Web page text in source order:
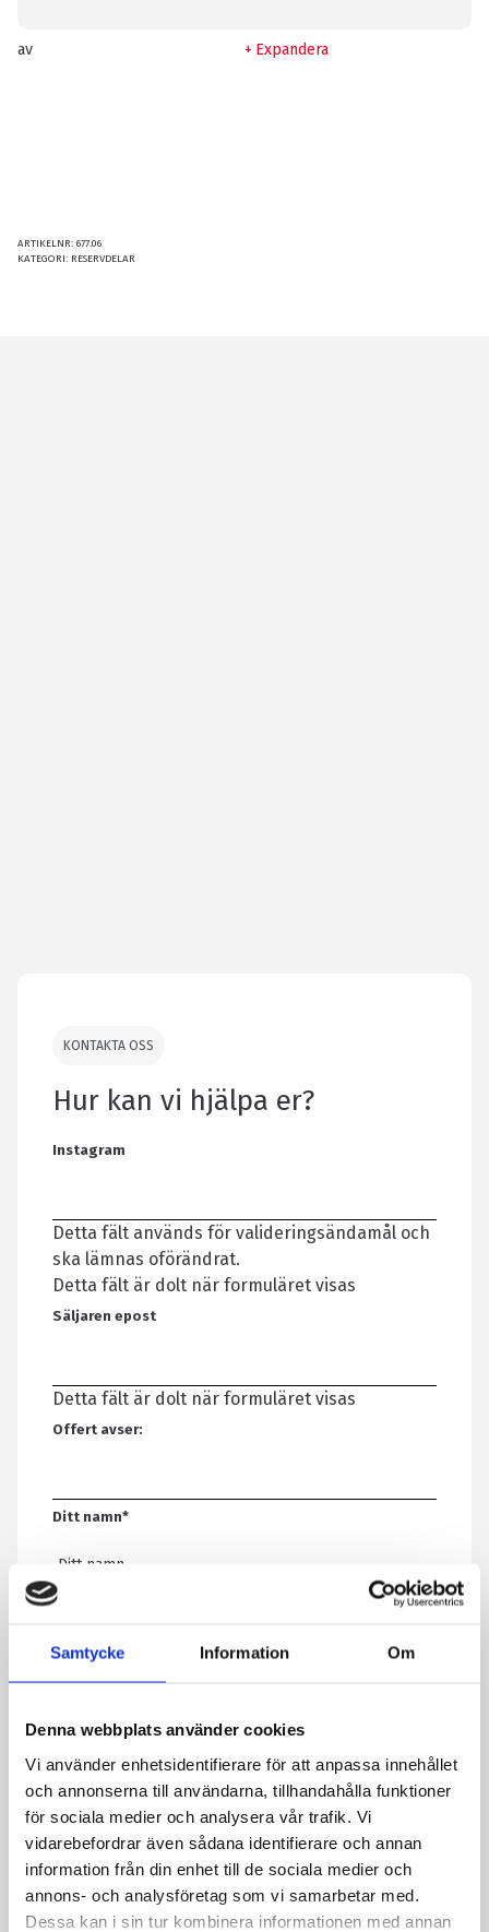
Samtycke Information Om
Denna webbplats använder cookies
Vi använder enhetsidentifierare för att anpassa innehållet
och annonserna till användarna, tillhandahålla funktioner
för sociala medier och analysera vår trafik. Vi
vidarebefordrar även sådana identifierare och annan
information från din enhet till de sociala medier och
annons- och analysföretag som vi samarbetar med.
Dessa kan i sin tur kombinera informationen med annan
av Expandera
ARTIKELNR: 677.06
KATEGORI: RESERVDELAR
KONTAKTA OSS
Hur kan vi hjälpa er?
Instagram
Detta fält används för valideringsändamål och
ska lämnas oförändrat.
Detta fält är dolt när formuläret visas
Säljaren epost
Detta fält är dolt när formuläret visas
Offert avser:
Ditt namn*
E-post
Genom att skicka formuläret godkänner du att vi sparar
information om dig. Läs mer om hur vi behandlar dina
personuppgifter i vår integritetspolicy.